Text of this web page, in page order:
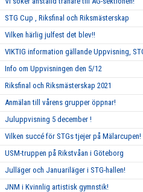
STG Cup , Riksfinal och Riksmästerskap
Vilken härlig julfest det blev!!
VIKTIG information gällande Uppvisning,
Info om Uppvisningen den 5/12
Riksfinal och Riksmästerskap 2021
Anmälan till vårens grupper öppnar!
Juluppvisning 5 december !
Vilken succé för STGs tjejer på Mälarcupen!
USM-truppen på Rikstvåan i Göteborg
Julläger och Januariläger i STG-hallen!
JNM i Kvinnlig artistisk gymnstik!